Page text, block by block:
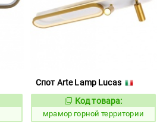
Код:
Спот Arte Lamp Lucas
Код:
1064979
Код товара:
мрамор горной территории